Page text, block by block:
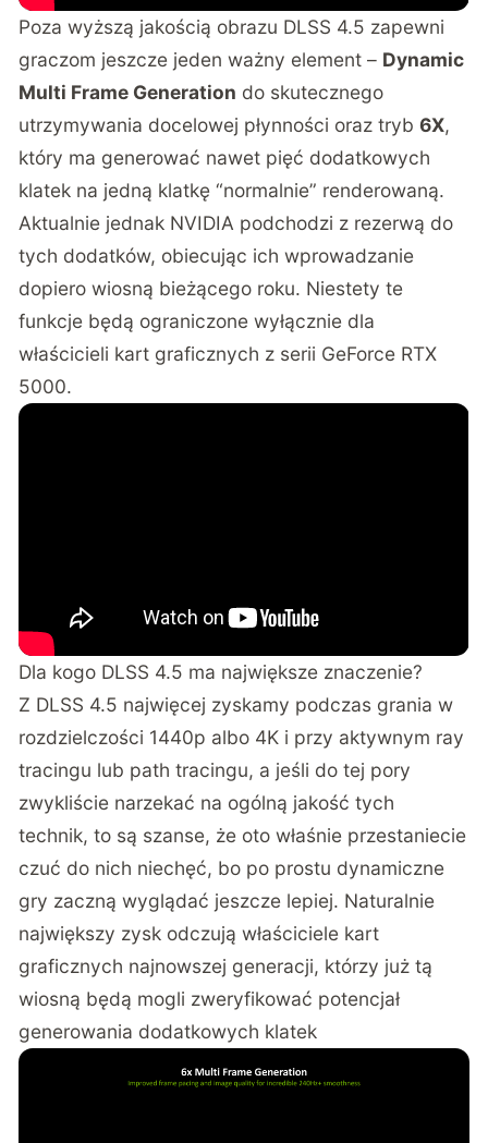
Poza wyższą jakością obrazu DLSS 4.5 zapewni
graczom jeszcze jeden ważny element – Dynamic
Multi Frame Generation do skutecznego
utrzymywania docelowej płynności oraz tryb6X,
który ma generować nawet pięć dodatkowych
klatek na jedną klatkę “normalnie” renderowaną.
Aktualnie jednak NVIDIA podchodzi z rezerwą do
tych dodatków, obiecując ich wprowadzanie
dopiero wiosną bieżącego roku. Niestety te
funkcje będą ograniczone wyłącznie dla
właścicieli kart graficznych z serii GeForce RTX
5000.
Dla kogo DLSS 4.5 ma największe znaczenie?
Z DLSS 4.5 najwięcej zyskamy podczas grania w
rozdzielczości 1440p albo 4K i przy aktywnym ray
tracingu lub path tracingu, a jeśli do tej pory
zwykliście narzekać na ogólną jakość tych
technik, to są szanse, że oto właśnie przestaniecie
czuć do nich niechęć, bo po prostu dynamiczne
gry zaczną wyglądać jeszcze lepiej. Naturalnie
największy zysk odczują właściciele kart
graficznych najnowszej generacji, którzy już tą
wiosną będą mogli zweryfikować potencjał
generowania dodatkowych klatek